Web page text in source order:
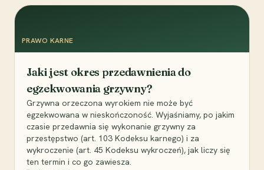
PRAWO KARNE
Jaki jest okres przedawnienia do
egzekwowania grzywny?
Grzywna orzeczona wyrokiem nie może być
egzekwowana w nieskończoność. Wyjaśniamy, po jakim
czasie przedawnia się wykonanie grzywny za
przestępstwo (art. 103 Kodeksu karnego) i za
wykroczenie (art. 45 Kodeksu wykroczeń), jak liczy się
ten termin i co go zawiesza.